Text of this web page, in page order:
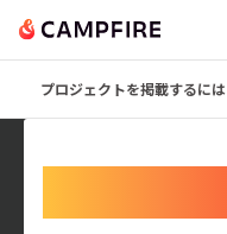
プロジェクトを掲載するには